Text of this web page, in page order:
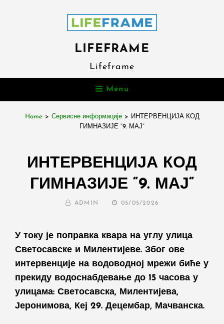
LIFEFRAME
Lifeframe
Menu
Home > Сервисне информације >
ИНТЕРВЕНЦИЈА КОД
ГИМНАЗИЈЕ “9. МАЈ“
ИНТЕРВЕНЦИЈА КОД
ГИМНАЗИЈЕ “9. МАЈ“
BY ADMIN
POSTED
05/05/2026
У току је поправка квара на углу улица
Светосавске и Милентијеве. Због ове
интервенције на водоводној мрежи биће у
прекиду водоснабдевање до 15 часова у
улицама: Светосавска, Милентијева,
Јеронимова, Кеј 29. Децембар, Мачванска.